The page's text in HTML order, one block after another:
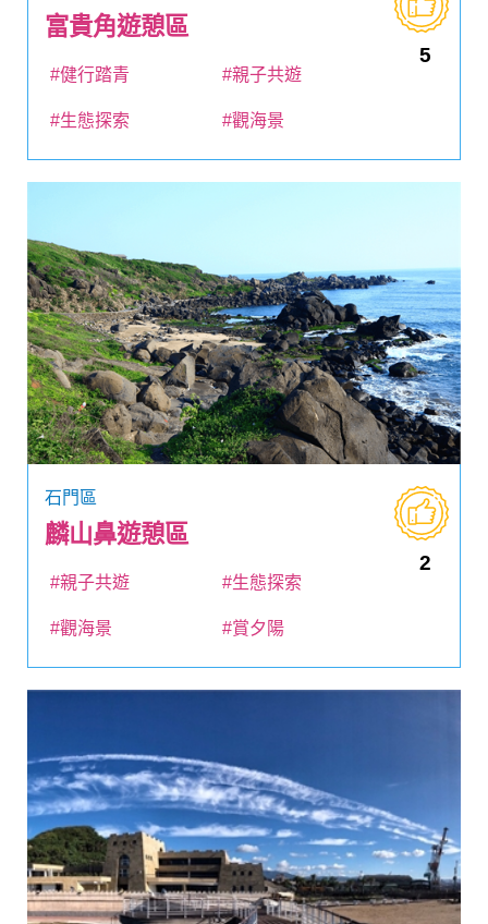
富貴角遊憩區
5
#健行踏青 #親子共遊
#生態探索 #觀海景
石門區
麟山鼻遊憩區
2
#親子共遊 #生態探索
#觀海景 #賞夕陽